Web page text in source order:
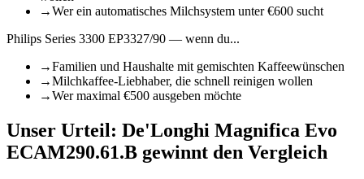
→Wer ein automatisches Milchsystem unter €600 sucht
Philips Series 3300 EP3327/90 — wenn du...
→Familien und Haushalte mit gemischten Kaffeewünschen
→Milchkaffee-Liebhaber, die schnell reinigen wollen
→Wer maximal €500 ausgeben möchte
Unser Urteil: De'Longhi Magnifica Evo
ECAM290.61.B gewinnt den Vergleich